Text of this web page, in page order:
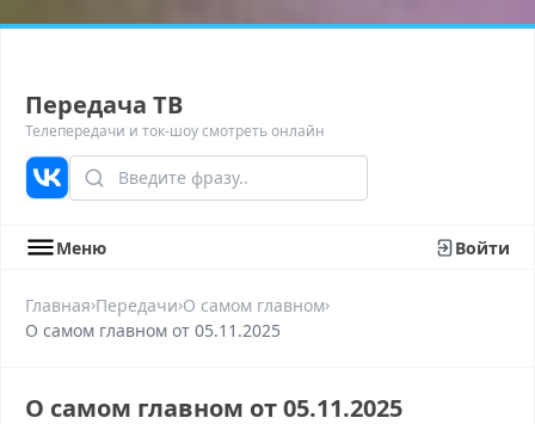
Передача ТВ
Телепередачи и ток-шоу смотреть онлайн
Меню Войти
Главная›Передачи›О самом главном›
О самом главном от 05.11.2025
О самом главном от 05.11.2025